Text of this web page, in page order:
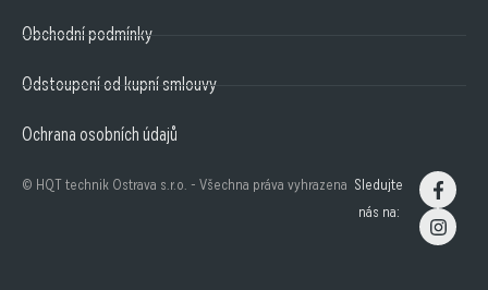
Obchodní podmínky
Odstoupení od kupní smlouvy
Ochrana osobních údajů
© HQT technik Ostrava s.r.o. - Všechna práva vyhrazena Sledujte
nás na: